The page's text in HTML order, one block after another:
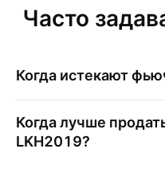
Часто
Когда истекают
Когда лучше
LKH2019?